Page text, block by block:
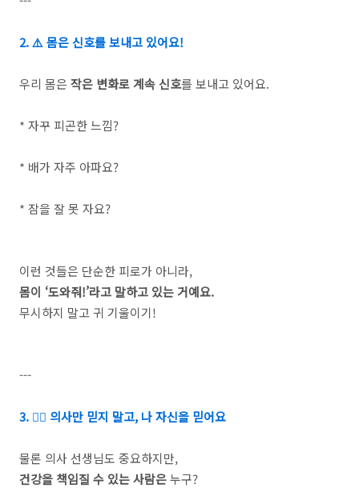
2. ⚠️ 몸은 신호를 보내고 있어요!
우리 몸은 작은 변화로 계속 신호를 보내고 있어요.
* 자꾸 피곤한 느낌?
* 배가 자주 아파요?
* 잠을 잘 못 자요?
이런 것들은 단순한 피로가 아니라,
몸이 ‘도와줘!’라고 말하고 있는 거예요.
무시하지 말고 귀 기울이기!
---
3. 🧑‍⚕️ 의사만 믿지 말고, 나 자신을 믿어요
물론 의사 선생님도 중요하지만,
건강을 책임질 수 있는 사람은누구?